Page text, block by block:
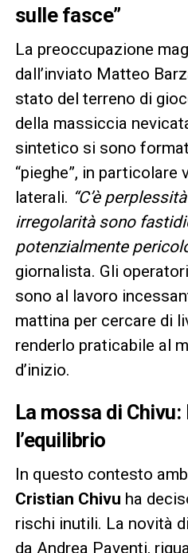
sulle fasce”
La preoccupazione
dall’inviato Matteo
stato del terreno di
della massiccia
sintetico si sono
“pieghe”, in particolare
laterali. “C’è
irregolarità sono
potenzialmente
giornalista. Gli
sono al lavoro
mattina per cercare di
renderlo praticabile al
d’inizio.
La mossa di Chivu:
l’equilibrio
In questo contesto
Cristian Chivu ha
rischi inutili. La novità
da Andrea Paventi,